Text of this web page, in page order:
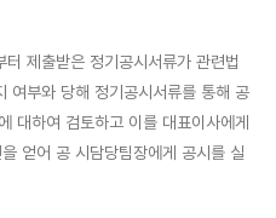
제출받은 정기공시서류가 관련법
여부와 당해 정기공시서류를 통해 공
대하여 검토하고 이를 대표이사에게
얻어 공 시담당팀장에게 공시를 실